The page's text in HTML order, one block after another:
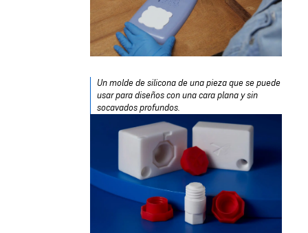
​​​​​​Un molde de silicona de una pieza que se puede
usar para diseños con una cara plana y sin
socavados profundos.